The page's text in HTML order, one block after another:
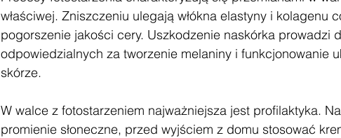
właściwej. Zniszczeniu ulegają włókna elastyny i kolagenu
pogorszenie jakości cery. Uszkodzenie naskórka prowadzi
odpowiedzialnych za tworzenie melaniny i funkcjonowanie
skórze.
W walce z fotostarzeniem najważniejsza jest profilaktyka.
promienie słoneczne, przed wyjściem z domu stosować